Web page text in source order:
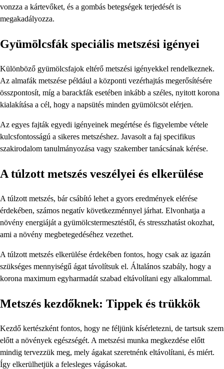
vonzza a kártevőket, és a gombás betegségek terjedését is
megakadályozza.
Gyümölcsfák speciális metszési igényei
Különböző gyümölcsfajok eltérő metszési igényekkel rendelkeznek.
Az almafák metszése például a központi vezérhajtás megerősítésére
összpontosít, míg a barackfák esetében inkább a széles, nyitott korona
kialakítása a cél, hogy a napsütés minden gyümölcsöt elérjen.
Az egyes fajták egyedi igényeinek megértése és figyelembe vétele
kulcsfontosságú a sikeres metszéshez. Javasolt a faj specifikus
szakirodalom tanulmányozása vagy szakember tanácsának kérése.
A túlzott metszés veszélyei és elkerülése
A túlzott metszés, bár csábító lehet a gyors eredmények elérése
érdekében, számos negatív következménnyel járhat. Elvonhatja a
növény energiáját a gyümölcstermesztéstől, és stresszhatást okozhat,
ami a növény megbetegedéséhez vezethet.
A túlzott metszés elkerülése érdekében fontos, hogy csak az igazán
szükséges mennyiségű ágat távolítsuk el. Általános szabály, hogy a
korona maximum egyharmadát szabad eltávolítani egy alkalommal.
Metszés kezdőknek: Tippek és trükkök
Kezdő kertészként fontos, hogy ne féljünk kísérletezni, de tartsuk szem
előtt a növények egészségét. A metszési munka megkezdése előtt
mindig tervezzük meg, mely ágakat szeretnénk eltávolítani, és miért.
Így elkerülhetjük a felesleges vágásokat.